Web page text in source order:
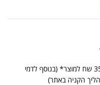
ישנה אפשרות לדואר שליחים בתוספת של 35 שח למוצר* (בנוסף לדמי
הקניה באתר)